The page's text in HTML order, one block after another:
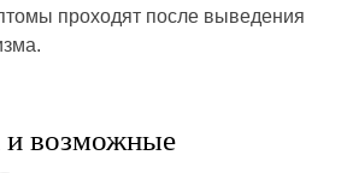
проходят после выведения
и возможные